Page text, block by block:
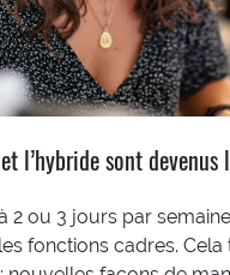
l’hybride sont devenus
2 ou 3 jours par
fonctions cadres.